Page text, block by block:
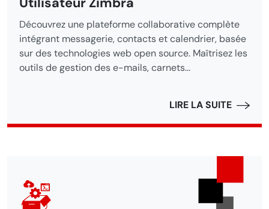
Découvrez une plateforme collaborative complète
intégrant messagerie, contacts et calendrier, basée
sur des technologies web open source. Maîtrisez les
outils de gestion des e-mails, carnets...
LIRE LA SUITE